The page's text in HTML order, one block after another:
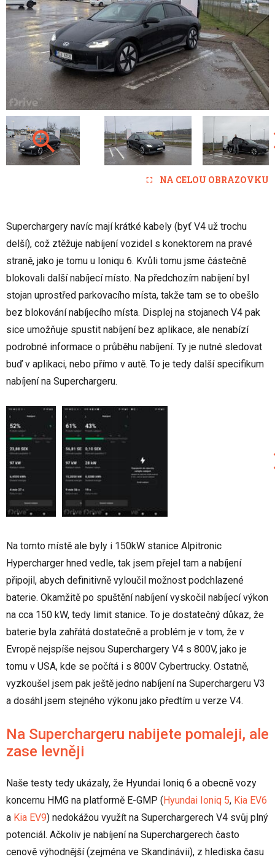
NA CELOU OBRAZOVKU
Superchargery navíc mají krátké kabely (byť V4 už trochu
delší), což ztěžuje nabíjení vozidel s konektorem na pravé
straně, jako je tomu u Ioniqu 6. Kvůli tomu jsme částečně
blokovali další nabíjecí místo. Na předchozím nabíjení byl
stojan uprostřed parkovacího místa, takže tam se to obešlo
bez blokování nabíjecího místa. Displej na stojanech V4 pak
sice umožňuje spustit nabíjení bez aplikace, ale nenabízí
podrobné informace o průběhu nabíjení. Ty je nutné sledovat
buď v aplikaci, nebo přímo v autě. To je tedy další specifikum
nabíjení na Superchargeru.
Na tomto místě ale byly i 150kW stanice Alpitronic
Hypercharger hned vedle, tak jsem přejel tam a nabíjení
připojil, abych definitivně vyloučil možnost podchlazené
baterie. Okamžitě po spuštění nabíjení vyskočil nabíjecí výkon
na cca 150 kW, tedy limit stanice. To je dostatečný důkaz, že
baterie byla zahřátá dostatečně a problém je v tom, že v
Evropě nejspíše nejsou Superchargery V4 s 800V, jako je
tomu v USA, kde se počítá i s 800V Cybertrucky. Ostatně,
vyzkoušel jsem pak ještě jedno nabíjení na Superchargeru V3
a dosáhl jsem stejného výkonu jako předtím u verze V4.
Na Superchargeru nabijete pomaleji, ale
zase levněji
Naše testy tedy ukázaly, že Hyundai Ioniq 6 a obecně vozy
koncernu HMG na platformě E-GMP (Hyundai Ioniq 5, Kia EV6
a Kia EV9) nedokážou využít na Superchargerech V4 svůj plný
potenciál. Ačkoliv je nabíjení na Superchargerech často
cenově výhodnější (zejména ve Skandinávii), z hlediska času